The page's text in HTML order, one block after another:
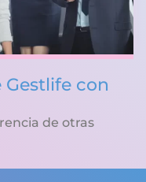
con
de otras